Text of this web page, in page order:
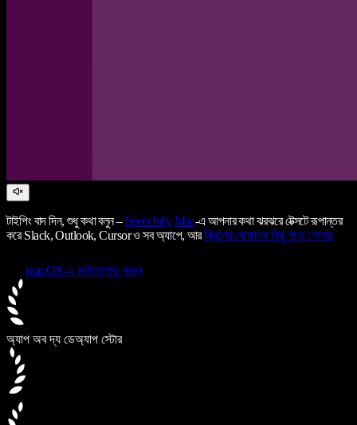
টাইপিং বাদ দিন, শুধু কথা বলুন – Speechify Mac-এ আপনার কথা ঝরঝরে টেক্সটে রূপান্তর
করে Slack, Outlook, Cursor ও সব অ্যাপে, আরস্ক্রিনের যেকোনো কিছু পড়ে শোনায়
macOS-এ ডাউনলোড করুন
অ্যাপ অব দ্য ডেঅ্যাপ স্টোর